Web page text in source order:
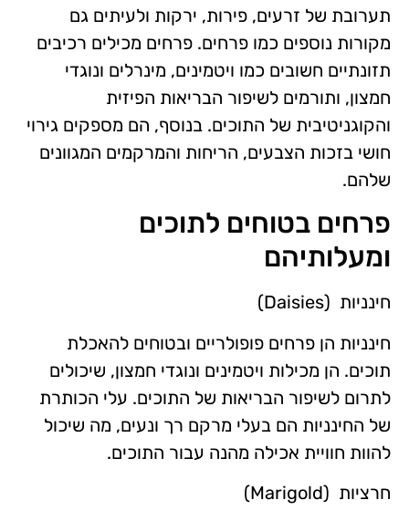
תערובת של זרעים, פירות, ירקות ולעיתים גם
מקורות נוספים כמו פרחים. פרחים מכילים רכיבים
תזונתיים חשובים כמו ויטמינים, מינרלים ונוגדי
חמצון, ותורמים לשיפור הבריאות הפיזית
והקוגניטיבית של התוכים. בנוסף, הם מספקים גירוי
חושי בזכות הצבעים, הריחות והמרקמים המגוונים
שלהם.
פרחים בטוחים לתוכים
ומעלותיהם
חינניות (Daisies)
חינניות הן פרחים פופולריים ובטוחים להאכלת
תוכים. הן מכילות ויטמינים ונוגדי חמצון, שיכולים
לתרום לשיפור הבריאות של התוכים. עלי הכותרת
של החינניות הם בעלי מרקם רך ונעים, מה שיכול
להוות חוויית אכילה מהנה עבור התוכים.
חרציות (Marigold)